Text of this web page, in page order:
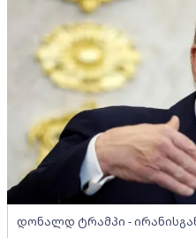
დონალდ ტრამპი -